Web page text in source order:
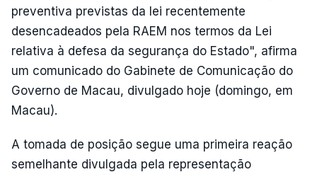
preventiva previstas da lei recentemente
desencadeados pela RAEM nos termos da Lei
relativa à defesa da segurança do Estado", afirma
um comunicado do Gabinete de Comunicação do
Governo de Macau, divulgado hoje (domingo, em
Macau).
A tomada de posição segue uma primeira reação
semelhante divulgada pela representação